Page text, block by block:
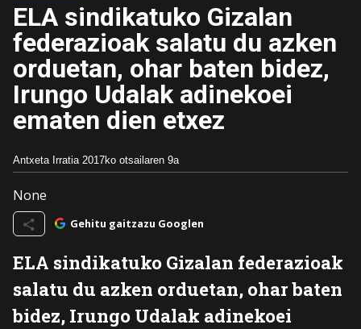
ELA sindikatuko Gizalan
federazioak salatu du azken
orduetan, ohar baten bidez,
Irungo Udalak adinekoei
ematen dien etxez
Antxeta Irratia 2017ko otsailaren 9a
None
Gehitu gaitzazu Googlen
ELA sindikatuko Gizalan federazioak
salatu du azken orduetan, ohar baten
bidez, Irungo Udalak adinekoei